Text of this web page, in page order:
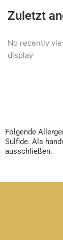
Zuletzt
No recently
display
Folgende
Sulfide. Als
ausschließen.